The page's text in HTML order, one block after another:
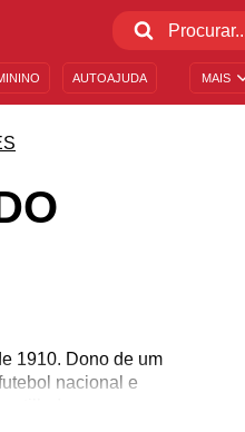
MAIS
AUTOAJUDA
1910. Dono de um
nacional e